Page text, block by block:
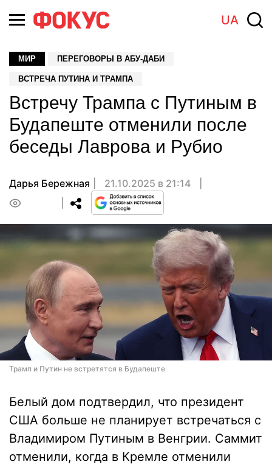
UA
МИР ПЕРЕГОВОРЫ В АБУ-ДАБИ
ВСТРЕЧА ПУТИНА И ТРАМПА
Встречу Трампа с Путиным в
Будапеште отменили после
беседы Лаврова и Рубио
Дарья Бережная
21.10.2025 в 21:14
Трамп и Путин не встретятся в Будапеште
Белый дом подтвердил, что президент
США больше не планирует встречаться с
Владимиром Путиным в Венгрии. Саммит
отменили, когда в Кремле отменили